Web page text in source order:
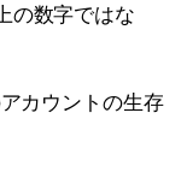
の数字ではな
カウントの生存